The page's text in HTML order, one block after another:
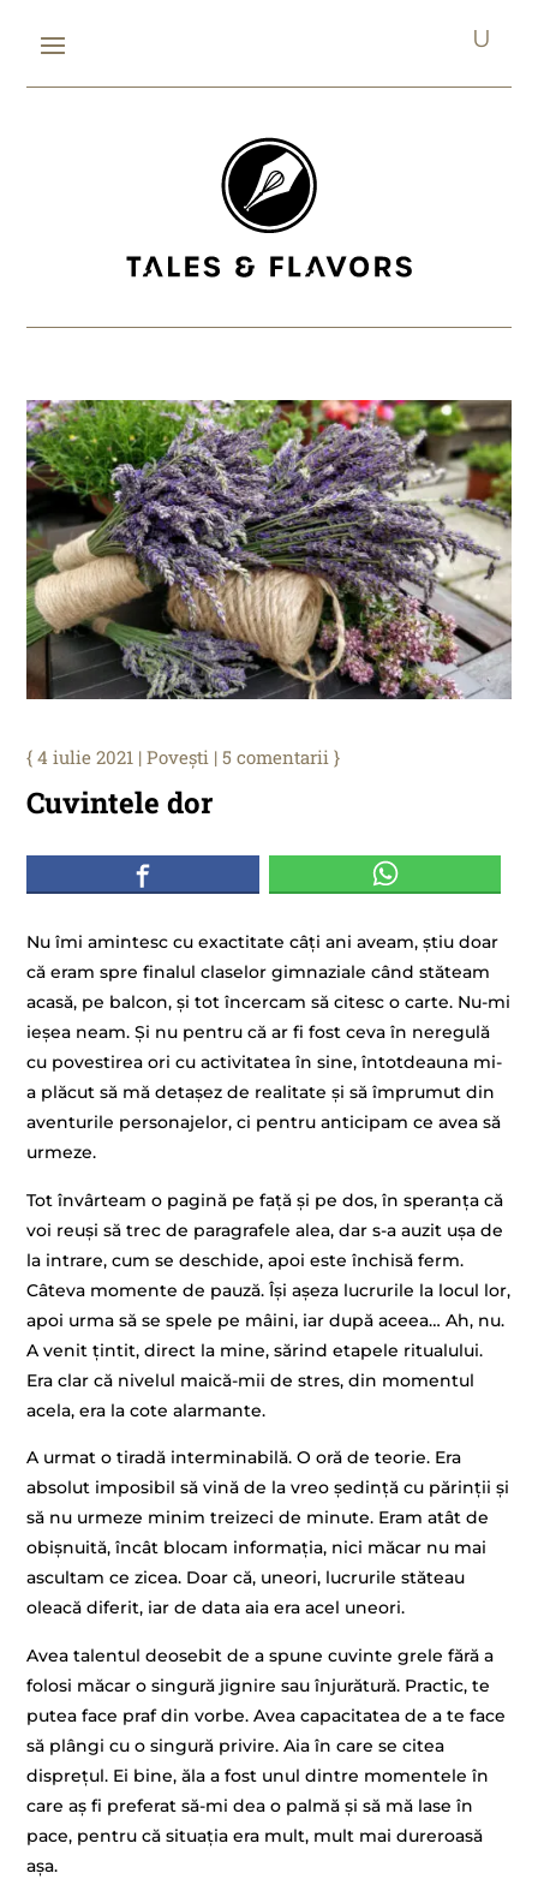
Cuvintele dor
4 iulie 2021 |Povești |5 comentarii
Nu îmi amintesc cu exactitate câți ani aveam, știu doar
că eram spre finalul claselor gimnaziale când stăteam
acasă, pe balcon, și tot încercam să citesc o carte. Nu-mi
ieșea neam. Și nu pentru că ar fi fost ceva în neregulă
cu povestirea ori cu activitatea în sine, întotdeauna mi-
a plăcut să mă detașez de realitate și să împrumut din
aventurile personajelor, ci pentru anticipam ce avea să
urmeze.
Tot învârteam o pagină pe față și pe dos, în speranța că
voi reuși să trec de paragrafele alea, dar s-a auzit ușa de
la intrare, cum se deschide, apoi este închisă ferm.
Câteva momente de pauză. Își așeza lucrurile la locul lor,
apoi urma să se spele pe mâini, iar după aceea… Ah, nu.
A venit țintit, direct la mine, sărind etapele ritualului.
Era clar că nivelul maică-mii de stres, din momentul
acela, era la cote alarmante.
A urmat o tiradă interminabilă. O oră de teorie. Era
absolut imposibil să vină de la vreo ședință cu părinții și
să nu urmeze minim treizeci de minute. Eram atât de
obișnuită, încât blocam informația, nici măcar nu mai
ascultam ce zicea. Doar că, uneori, lucrurile stăteau
oleacă diferit, iar de data aia era acel uneori.
Avea talentul deosebit de a spune cuvinte grele fără a
folosi măcar o singură jignire sau înjurătură. Practic, te
putea face praf din vorbe. Avea capacitatea de a te face
să plângi cu o singură privire. Aia în care se citea
disprețul. Ei bine, ăla a fost unul dintre momentele în
care aș fi preferat să-mi dea o palmă și să mă lase în
pace, pentru că situația era mult, mult mai dureroasă
așa.